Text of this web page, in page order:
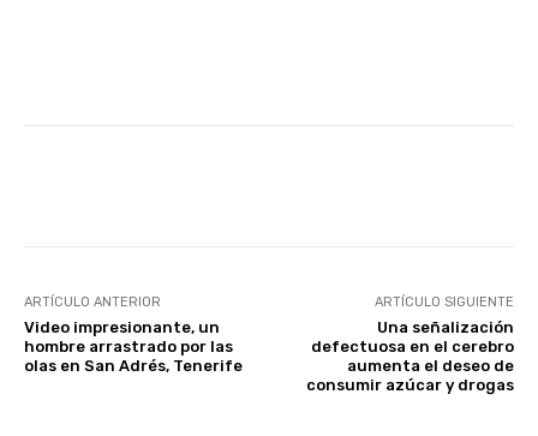
ARTÍCULO ANTERIOR
Video impresionante, un
hombre arrastrado por las
olas en San Adrés, Tenerife
ARTÍCULO SIGUIENTE
Una señalización
defectuosa en el cerebro
aumenta el deseo de
consumir azúcar y drogas